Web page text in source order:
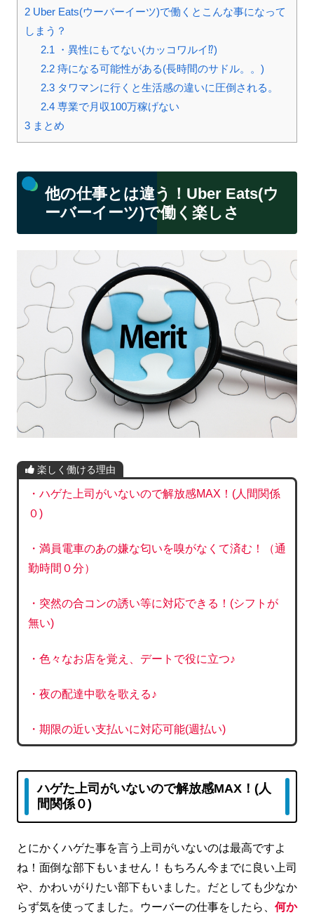
2 Uber Eats(ウーバーイーツ)で働くとこんな事になって
しまう？
2.1 ・異性にもてない(カッコワルイ⁉)
2.2痔になる可能性がある(長時間のサドル。。)
2.3タワマンに行くと生活感の違いに圧倒される。
2.4専業で月収100万稼げない
3 まとめ
他の仕事とは違う！Uber Eats(ウ
ーバーイーツ)で働く楽しさ
楽しく働ける理由
・ハゲた上司がいないので解放感MAX！(人間関係
０)
・満員電車のあの嫌な匂いを嗅がなくて済む！（通
勤時間０分）
・突然の合コンの誘い等に対応できる！(シフトが
無い)
・色々なお店を覚え、デートで役に立つ♪
・夜の配達中歌を歌える♪
・期限の近い支払いに対応可能(週払い)
ハゲた上司がいないので解放感MAX！(人
間関係０)
とにかくハゲた事を言う上司がいないのは最高ですよ
ね！面倒な部下もいません！もちろん今までに良い上司
や、かわいがりたい部下もいました。だとしても少なか
らず気を使ってました。ウーバーの仕事をしたら、 何か